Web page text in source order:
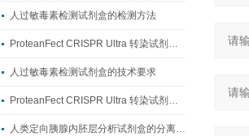
人过敏毒素检测试剂盒的检测方法
ProteanFect CRISPR Ultra 转染试剂盒产品详解 产品简介
人过敏毒素检测试剂盒的技术要求
ProteanFect CRISPR Ultra 转染试剂盒使用说明书
人类定向胰腺内胚层分析试剂盒的分离方法